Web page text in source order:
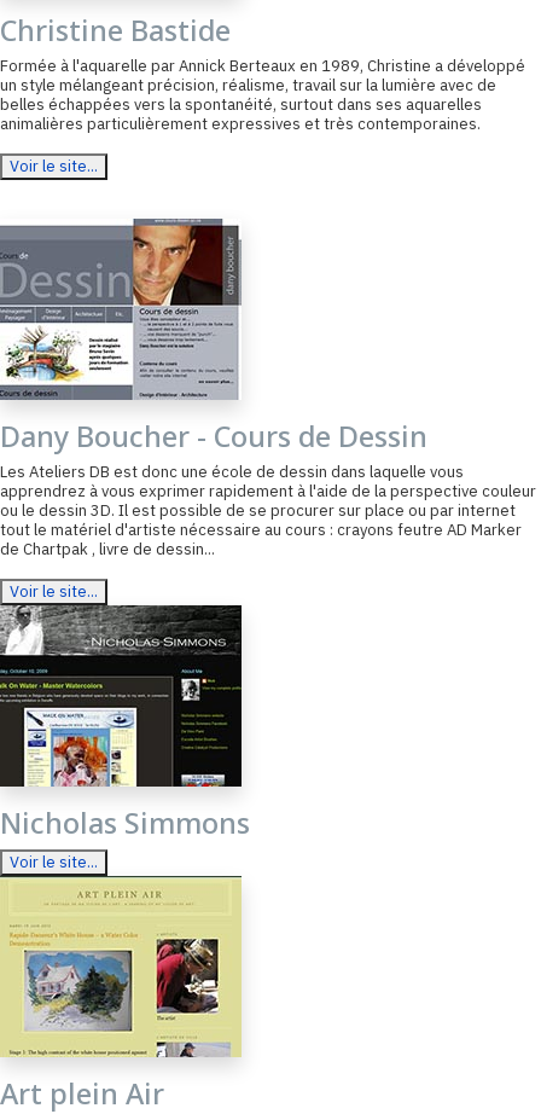
Christine Bastide
Formée à l'aquarelle par Annick Berteaux en 1989, Christine a développé
un style mélangeant précision, réalisme, travail sur la lumière avec de
belles échappées vers la spontanéité, surtout dans ses aquarelles
animalières particulièrement expressives et très contemporaines.
Voir le site...
Dany Boucher - Cours de Dessin
Les Ateliers DB est donc une école de dessin dans laquelle vous
apprendrez à vous exprimer rapidement à l'aide de la perspective couleur
ou le dessin 3D. Il est possible de se procurer sur place ou par internet
tout le matériel d'artiste nécessaire au cours : crayons feutre AD Marker
de Chartpak , livre de dessin...
Voir le site...
Nicholas Simmons
Voir le site...
Art plein Air